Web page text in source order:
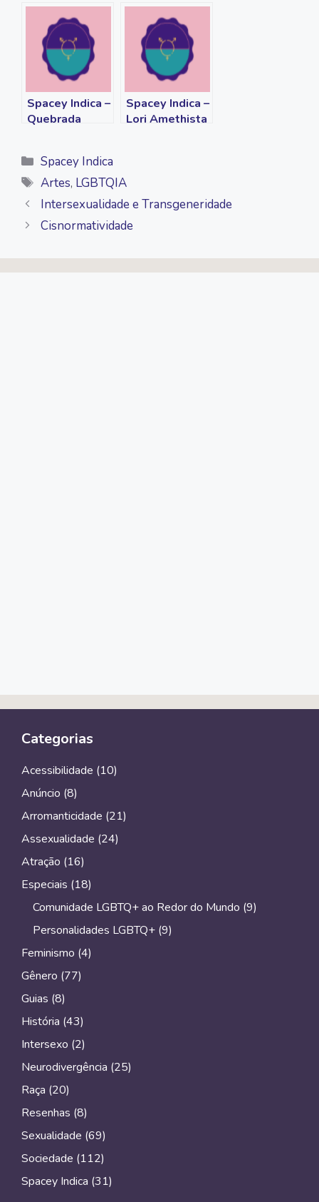
Spacey Indica –
Quebrada
Spacey Indica –
Lori Amethista
Categorias
Spacey Indica
Tags
Artes, LGBTQIA
Intersexualidade e Transgeneridade
Cisnormatividade
Categorias
Acessibilidade (10)
Anúncio (8)
Arromanticidade (21)
Assexualidade (24)
Atração (16)
Especiais (18)
Comunidade LGBTQ+ ao Redor do Mundo (9)
Personalidades LGBTQ+ (9)
Feminismo (4)
Gênero (77)
Guias (8)
História (43)
Intersexo (2)
Neurodivergência (25)
Raça (20)
Resenhas (8)
Sexualidade (69)
Sociedade (112)
Spacey Indica (31)